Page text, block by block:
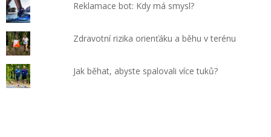
Reklamace bot: Kdy má smysl?
Zdravotní rizika orienťáku a běhu v terénu
Jak běhat, abyste spalovali více tuků?